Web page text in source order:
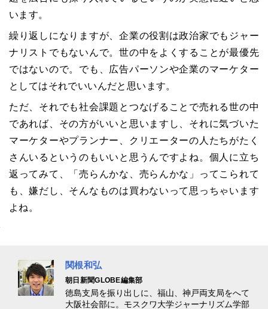
います。
繰り返しになりますが、企業の役割は政治家でもジャー
ナリストでもないんで。世の中をよくすることが最優先
ではないので。でも、広告パーソンや企業のマーケター
としてはそれでいいんだと思います。
ただ、それでも社会課題とつなげることで売れる世の中
であれば、その方がいいと思いますし、それに気づいた
マーケターやプランナー、クリエーターの人たちがたく
さんいるというのもいいと思うんですよね。個人に立ち
返ってみて、「売らんかな、売らんかな」ってこられて
も、嫌だし、そんなものは買わないって思っちゃいます
よね。
関根和弘
朝日新聞GLOBE編集部
徳島支局を振り出しに、福山、神戸両支局をへて
大阪社会部に。モスクワ大学ジャーナリズム学部